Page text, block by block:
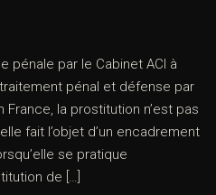
pénale par le Cabinet ACI à
pénal et défense par
France, la prostitution n’est pas
fait l’objet d’un encadrement
se pratique
de […]